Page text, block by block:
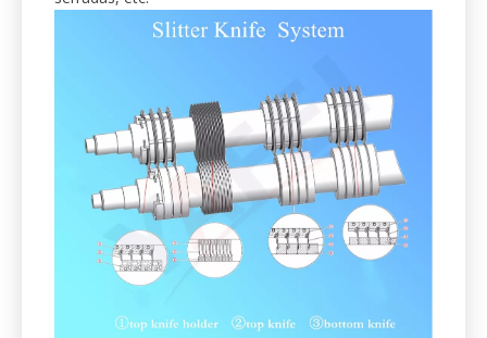
con cuchillas y cuchillas eficientes.
Incluyendo, pero no limitado: cuchillos de corte
circular, cuchillo de corte transversal, corte, bandas
serradas, etc.